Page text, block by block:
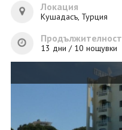
ЕКЗОТИКА
ЕКСКУРЗИИ
ФИРМЕНИ ДОКУМЕНТИ
Локация
Кушадасъ, Турция
Продължителност
13 дни / 10 нощувки